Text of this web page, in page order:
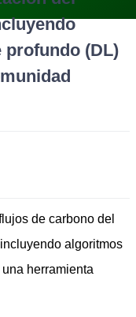
profundo (DL)
de carbono del
algoritmos
herramienta